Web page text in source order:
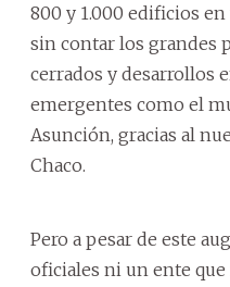
800 y 1.000 edificios
sin contar los grandes
cerrados y desarrollos
emergentes como el
Asunción, gracias al
Chaco.
Pero a pesar de este
oficiales ni un ente